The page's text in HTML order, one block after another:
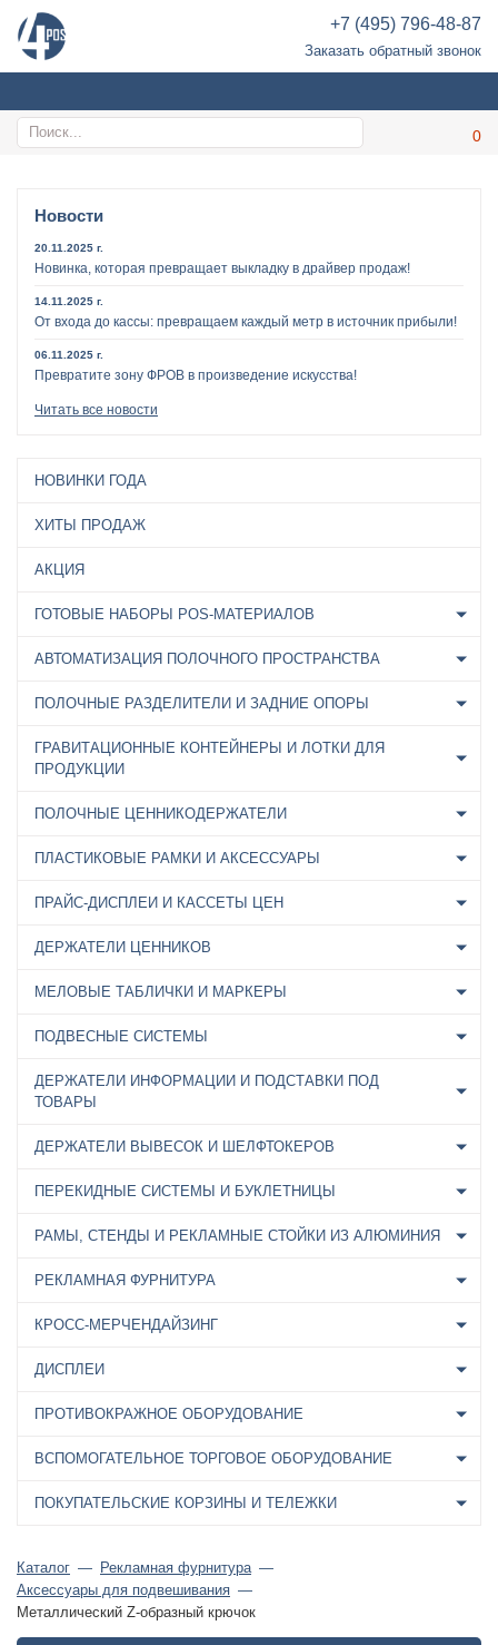
+7 (495) 796-48-87
Заказать обратный звонок
Новости
20.11.2025 г.
Новинка, которая превращает выкладку в драйвер продаж!
14.11.2025 г.
От входа до кассы: превращаем каждый метр в источник прибыли!
06.11.2025 г.
Превратите зону ФРОВ в произведение искусства!
Читать все новости
НОВИНКИ ГОДА
ХИТЫ ПРОДАЖ
АКЦИЯ
ГОТОВЫЕ НАБОРЫ POS-МАТЕРИАЛОВ
АВТОМАТИЗАЦИЯ ПОЛОЧНОГО ПРОСТРАНСТВА
ПОЛОЧНЫЕ РАЗДЕЛИТЕЛИ И ЗАДНИЕ ОПОРЫ
ГРАВИТАЦИОННЫЕ КОНТЕЙНЕРЫ И ЛОТКИ ДЛЯ
ПРОДУКЦИИ
ПОЛОЧНЫЕ ЦЕННИКОДЕРЖАТЕЛИ
ПЛАСТИКОВЫЕ РАМКИ И АКСЕССУАРЫ
ПРАЙС-ДИСПЛЕИ И КАССЕТЫ ЦЕН
ДЕРЖАТЕЛИ ЦЕННИКОВ
МЕЛОВЫЕ ТАБЛИЧКИ И МАРКЕРЫ
ПОДВЕСНЫЕ СИСТЕМЫ
ДЕРЖАТЕЛИ ИНФОРМАЦИИ И ПОДСТАВКИ ПОД
ТОВАРЫ
ДЕРЖАТЕЛИ ВЫВЕСОК И ШЕЛФТОКЕРОВ
ПЕРЕКИДНЫЕ СИСТЕМЫ И БУКЛЕТНИЦЫ
РАМЫ, СТЕНДЫ И РЕКЛАМНЫЕ СТОЙКИ ИЗ АЛЮМИНИЯ
РЕКЛАМНАЯ ФУРНИТУРА
КРОСС-МЕРЧЕНДАЙЗИНГ
ДИСПЛЕИ
ПРОТИВОКРАЖНОЕ ОБОРУДОВАНИЕ
ВСПОМОГАТЕЛЬНОЕ ТОРГОВОЕ ОБОРУДОВАНИЕ
ПОКУПАТЕЛЬСКИЕ КОРЗИНЫ И ТЕЛЕЖКИ
Каталог
Рекламная фурнитура
Аксессуары для подвешивания
Металлический Z-образный крючок